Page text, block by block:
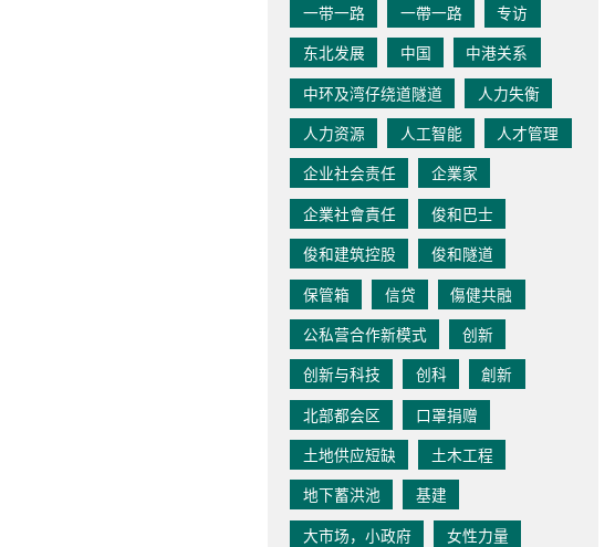
一带一路
一帶一路
专访
东北发展
中国
中港关系
中环及湾仔绕道隧道
人力失衡
人力资源
人工智能
人才管理
企业社会责任
企業家
企業社會責任
俊和巴士
俊和建筑控股
俊和隧道
保管箱
信贷
傷健共融
公私营合作新模式
创新
创新与科技
创科
創新
北部都会区
口罩捐赠
土地供应短缺
土木工程
地下蓄洪池
基建
大市场，小政府
女性力量